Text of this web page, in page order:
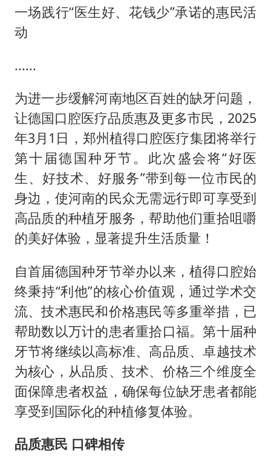
一场践行“医生好、花钱少”承诺的惠民活
动
......
为进一步缓解河南地区百姓的缺牙问题，
让德国口腔医疗品质惠及更多市民，2025
年3月1日，郑州植得口腔医疗集团将举行
第十届德国种牙节。此次盛会将“好医
生、好技术、好服务”带到每一位市民的
身边，使河南的民众无需远行即可享受到
高品质的种植牙服务，帮助他们重拾咀嚼
的美好体验，显著提升生活质量！
自首届德国种牙节举办以来，植得口腔始
终秉持“利他”的核心价值观，通过学术交
流、技术惠民和价格惠民等多重举措，已
帮助数以万计的患者重拾口福。第十届种
牙节将继续以高标准、高品质、卓越技术
为核心，从品质、技术、价格三个维度全
面保障患者权益，确保每位缺牙患者都能
享受到国际化的种植修复体验。
品质惠民 口碑相传